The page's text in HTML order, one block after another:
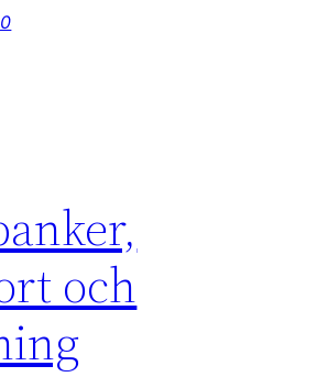
och